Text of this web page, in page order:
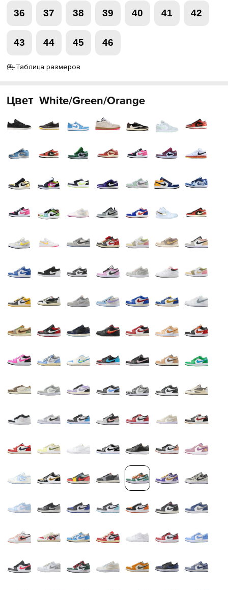
36 37 38 39 40 41 42
43 44 45 46
Таблица размеров
Цвет White/Green/Orange